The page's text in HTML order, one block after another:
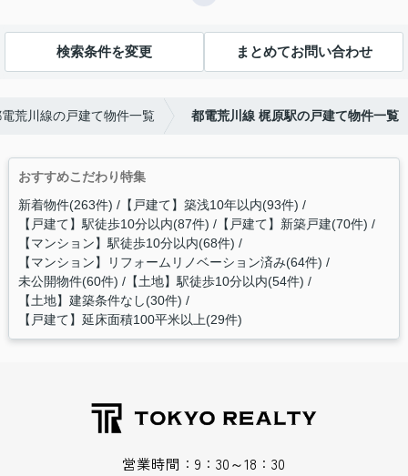
検索条件を変更 まとめてお問い合わせ
荒川線の戸建て物件一覧 都電荒川線 梶原駅の戸建て物件一覧
おすすめこだわり特集
新着物件(263件) 【戸建て】築浅10年以内(93件)
【戸建て】駅徒歩10分以内(87件) 【戸建て】新築戸建(70件)
【マンション】駅徒歩10分以内(68件)
【マンション】リフォームリノベーション済み(64件)
未公開物件(60件) 【土地】駅徒歩10分以内(54件)
【土地】建築条件なし(30件)
【戸建て】延床面積100平米以上(29件)
営業時間：9：30～18：30